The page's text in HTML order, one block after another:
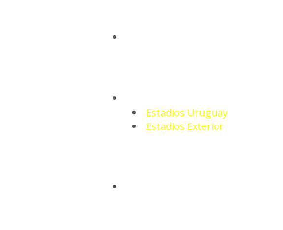
Estadios Uruguay
Estadios Exterior